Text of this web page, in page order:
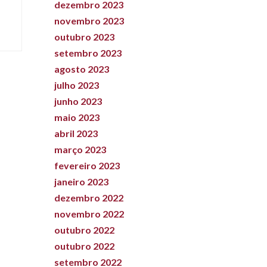
dezembro 2023
novembro 2023
outubro 2023
setembro 2023
agosto 2023
julho 2023
junho 2023
maio 2023
abril 2023
março 2023
fevereiro 2023
janeiro 2023
dezembro 2022
novembro 2022
outubro 2022
outubro 2022
setembro 2022